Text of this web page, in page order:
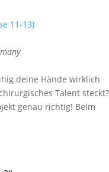
11-13)
deine Hände wirklich
Talent steckt?
genau richtig! Beim